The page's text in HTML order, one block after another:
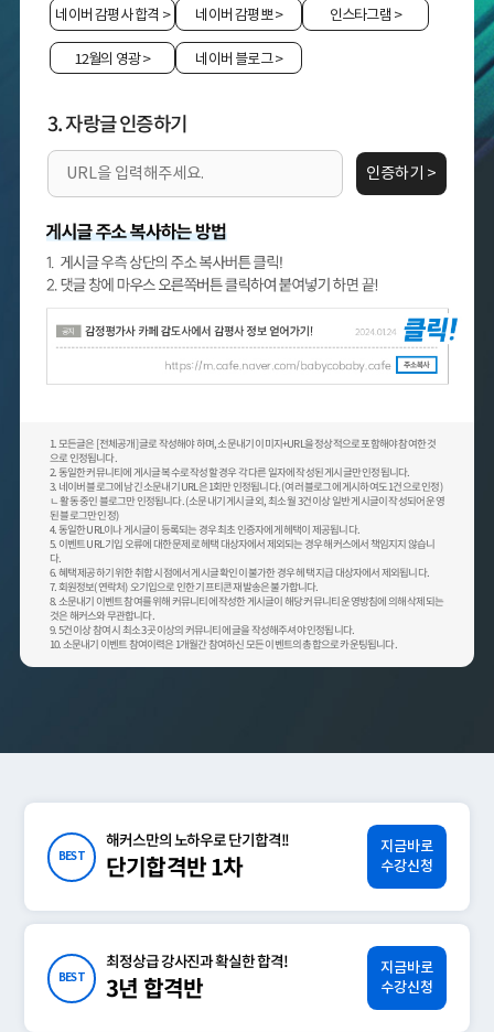
네이버 감평사 합격 > 네이버 감평뽀> 인스타그램 >
12월의 영광> 네이버 블로그>
3. 자랑글 인증하기
인증하기 >
1. 모든글은 [전체공개] 글로 작성해야 하며, 소문내기 이미지+URL을 정상적으로 포함해야 참여한 것
으로 인정됩니다.
2. 동일한 커뮤니티에 게시글 복수로 작성할 경우 각 다른 일자에 작성된 게시글만 인정됩니다.
3. 네이버 블로그에 남긴 소문내기 URL은 1회만 인정됩니다. (여러 블로그에 게시하여도 1건으로 인정)
ㄴ 활동 중인 블로그만 인정됩니다. (소문내기 게시글 외, 최소 월 3건 이상 일반 게시글이 작성되어 운영
된 블로그만 인정)
4. 동일한 URL이나 게시글이 등록되는 경우 최초 인증자에게 헤택이 제공됩니다.
5. 이벤트 URL 기입 오류에 대한 문제로 헤택 대상자에서 제외되는 경우 해커스에서 책임지지 않습니
다.
6. 혜택 제공하기 위한 취합 시점에서 게시글 확인이 불가한 경우 헤택 지급 대상자에서 제외됩니다.
7. 회원정보(연락처) 오기입으로 인한 기프티콘 재발송은 불가합니다.
8. 소문내기 이벤트 참여를 위해 커뮤니티에 작성한 게시글이 해당 커뮤니티 운영방침에 의해 삭제되는
것은 해커스와 무관합니다.
9. 5건 이상 참여 시 최소 3곳 이상의 커뮤니티에 글을 작성해주셔야 인정됩니다.
10. 소문내기 이벤트 참여이력은 1개월간 참여하신 모든 이벤트의 총합으로 카운팅됩니다.
BEST
해커스만의 노하우로 단기합격!!
단기합격반 1차
지금바로
수강신청
BEST
최정상급 강사진과 확실한 합격!
3년 합격반
지금바로
수강신청